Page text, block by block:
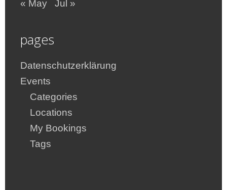
« May Jul »
pages
Datenschutzerklärung
Events
Categories
Locations
My Bookings
Tags